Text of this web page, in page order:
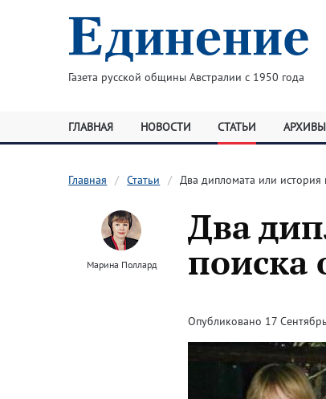
Газета русской общины Австралии с 1950 года
ГЛАВНАЯ НОВОСТИ СТАТЬИ АРХИВЫ
Главная Статьи Два дипломата или
Марина Поллард
Два
поиска
Опубликовано 17